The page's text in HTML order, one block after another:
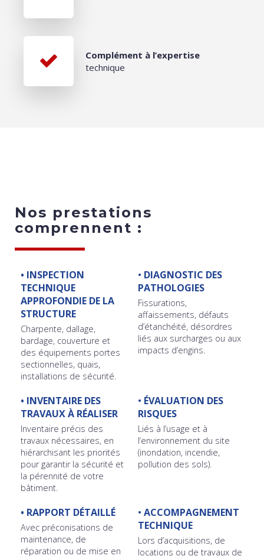
Complément à l’expertise
technique
Nos prestations
comprennent :
• INSPECTION
TECHNIQUE
APPROFONDIE DE LA
STRUCTURE
Charpente, dallage,
bardage, couverture et
des équipements portes
sectionnelles, quais,
installations de sécurité.
• DIAGNOSTIC DES
PATHOLOGIES
Fissurations,
affaissements, défauts
d’étanchéité, désordres
liés aux surcharges ou aux
impacts d’engins.
• INVENTAIRE DES
TRAVAUX À RÉALISER
Inventaire précis des
travaux nécessaires, en
hiérarchisant les priorités
pour garantir la sécurité et
la pérennité de votre
bâtiment.
• ÉVALUATION DES
RISQUES
Liés à l’usage et à
l’environnement du site
(inondation, incendie,
pollution des sols).
• RAPPORT DÉTAILLÉ
Avec préconisations de
maintenance, de
réparation ou de mise en
• ACCOMPAGNEMENT
TECHNIQUE
Lors d’acquisitions, de
locations ou de travaux de